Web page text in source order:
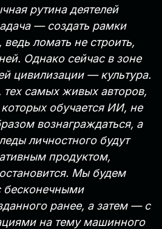
рутина деятелей
— создать рамки
ломать не строить,
Однако сейчас в зоне
цивилизации — культура.
тех самых живых авторов,
обучается ИИ, не
вознаграждаться, а
личностного будут
продуктом,
Мы будем
бесконечными
ранее, а затем — с
на тему машинного